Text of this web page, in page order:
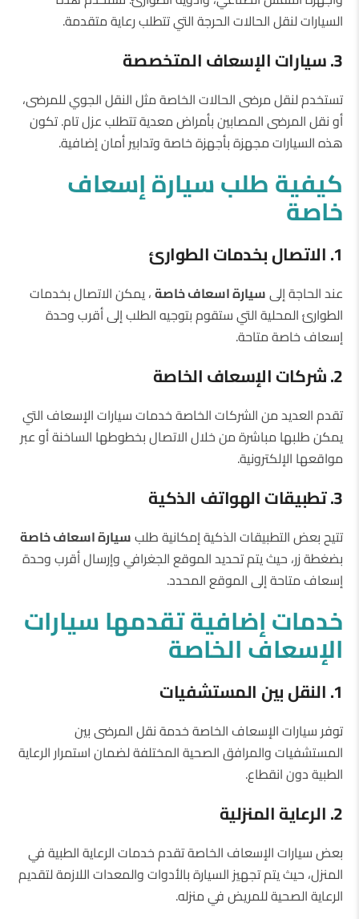
السيارات لنقل الحالات الحرجة التي تتطلب رعاية متقدمة.
3. سيارات الإسعاف المتخصصة
تستخدم لنقل مرضى الحالات الخاصة مثل النقل الجوي للمرضى،
أو نقل المرضى المصابين بأمراض معدية تتطلب عزل تام. تكون
هذه السيارات مجهزة بأجهزة خاصة وتدابير أمان إضافية.
كيفية طلب سيارة إسعاف
خاصة
1. الاتصال بخدمات الطوارئ
عند الحاجة إلىسيارة اسعاف خاصة، يمكن الاتصال بخدمات
الطوارئ المحلية التي ستقوم بتوجيه الطلب إلى أقرب وحدة
إسعاف خاصة متاحة.
2. شركات الإسعاف الخاصة
تقدم العديد من الشركات الخاصة خدمات سيارات الإسعاف التي
يمكن طلبها مباشرة من خلال الاتصال بخطوطها الساخنة أو عبر
مواقعها الإلكترونية.
3. تطبيقات الهواتف الذكية
تتيح بعض التطبيقات الذكية إمكانية طلبسيارة اسعاف خاصة
بضغطة زر، حيث يتم تحديد الموقع الجغرافي وإرسال أقرب وحدة
إسعاف متاحة إلى الموقع المحدد.
خدمات إضافية تقدمها سيارات
الإسعاف الخاصة
1. النقل بين المستشفيات
توفر سيارات الإسعاف الخاصة خدمة نقل المرضى بين
المستشفيات والمرافق الصحية المختلفة لضمان استمرار الرعاية
الطبية دون انقطاع.
2. الرعاية المنزلية
بعض سيارات الإسعاف الخاصة تقدم خدمات الرعاية الطبية في
المنزل، حيث يتم تجهيز السيارة بالأدوات والمعدات اللازمة لتقديم
الرعاية الصحية للمريض في منزله.